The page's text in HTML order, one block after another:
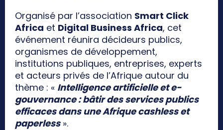
Organisé par l’association Smart Click
Africa et Digital Business Africa, cet
événement réunira décideurs publics,
organismes de développement,
institutions publiques, entreprises, experts
et acteurs privés de l’Afrique autour du
thème : « Intelligence artificielle et e-
gouvernance : bâtir des services publics
efficaces dans une Afrique cashless et
paperless».